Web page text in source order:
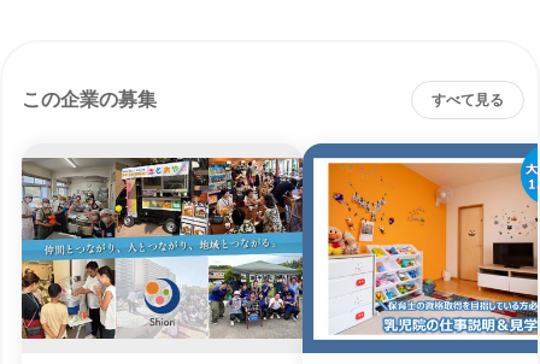
この企業の募集 すべて見る